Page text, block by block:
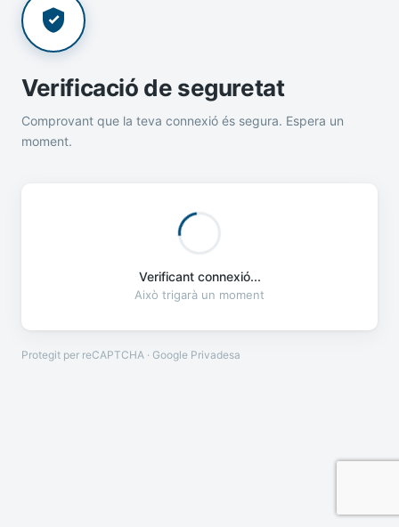
Verificació de seguretat
Comprovant que la teva connexió és segura. Espera un
moment.
Verificant connexió...
Això trigarà un moment
Protegit per reCAPTCHA · Google Privadesa